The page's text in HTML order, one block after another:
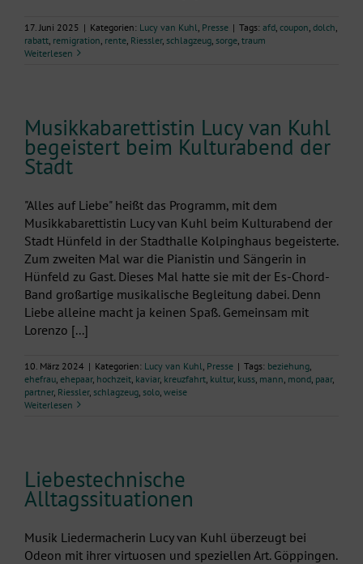
17. Juni 2025 | Kategorien: Lucy van Kuhl Presse | Tags: afd coupon dolch
rabatt remigration rente Riessler, schlagzeug sorge traum
Weiterlesen
Musikkabarettistin Lucy van Kuhl
begeistert beim Kulturabend der
Stadt
"Alles auf Liebe" heißt das Programm, mit dem
Musikkabarettistin Lucy van Kuhl beim Kulturabend der
Stadt Hünfeld in der Stadthalle Kolpinghaus begeisterte.
Zum zweiten Mal war die Pianistin und Sängerin in
Hünfeld zu Gast. Dieses Mal hatte sie mit der Es-Chord-
Band großartige musikalische Begleitung dabei. Denn
Liebe alleine macht ja keinen Spaß. Gemeinsam mit
Lorenzo [...]
10. März 2024 | Kategorien: Lucy van Kuhl Presse | Tags: beziehung
ehefrau ehepaar, hochzeit kaviar, kreuzfahrt kultur, kuss mann mond paar,
partner, Riessler, schlagzeug solo weise
Weiterlesen
Liebestechnische
Alltagssituationen
Musik Liedermacherin Lucy van Kuhl überzeugt bei
Odeon mit ihrer virtuosen und speziellen Art. Göppingen.